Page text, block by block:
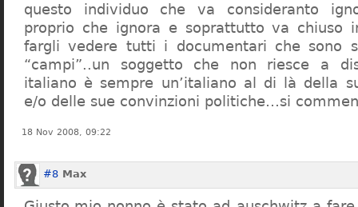
questo individuo che va consideranto
proprio che ignora e soprattutto va chiuso
fargli vedere tutti i documentari che sono
“campi”..un soggetto che non riesce a
italiano è sempre un’italiano al di là della
e/o delle sue convinzioni politiche…si
18 Nov 2008, 09:22
#8 Max